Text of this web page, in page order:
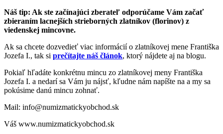
Náš tip: Ak ste začínajúci zberateľ odporúčame Vám začať
zbieraním lacnejších strieborných zlatníkov (florinov) z
viedenskej mincovne.
Ak sa chcete dozvedieť viac informácií o zlatníkovej mene Františka
Jozefa I., tak si prečítajte náš článok, ktorý nájdete aj na blogu.
Pokiaľ hľadáte konkrétnu mincu zo zlatníkovej meny Františka
Jozefa I. a nedarí sa Vám ju nájsť, kľudne nám napíšte na a my sa
pokúsime danú mincu zohnať.
Mail: info@numizmatickyobchod.sk
Váš www.numizmatickyobchod.sk